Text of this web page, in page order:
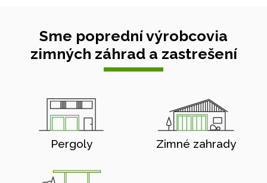
Sme poprední výrobcovia
zimných záhrad a zastrešení
Pergoly Zimné zahrady